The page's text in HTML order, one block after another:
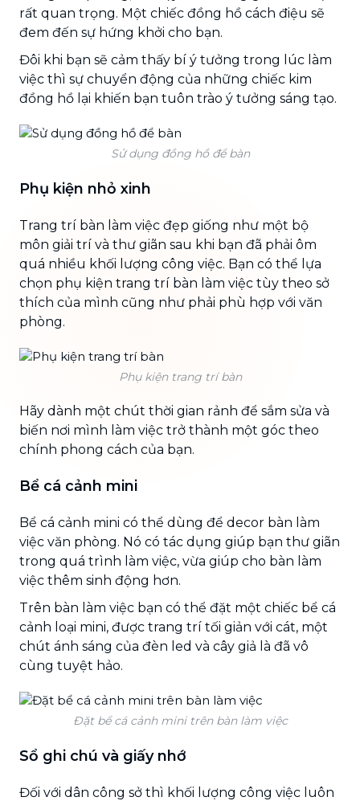
rất quan trọng. Một chiếc đồng hồ cách điệu sẽ
đem đến sự hứng khởi cho bạn.
Đôi khi bạn sẽ cảm thấy bí ý tưởng trong lúc làm
việc thì sự chuyển động của những chiếc kim
đồng hồ lại khiến bạn tuôn trào ý tưởng sáng tạo.
Sử dụng đồng hồ để bàn
Phụ kiện nhỏ xinh
Trang trí bàn làm việc đẹp giống như một bộ
môn giải trí và thư giãn sau khi bạn đã phải ôm
quá nhiều khối lượng công việc. Bạn có thể lựa
chọn phụ kiện trang trí bàn làm việc tùy theo sở
thích của mình cũng như phải phù hợp với văn
phòng.
Phụ kiện trang trí bàn
Hãy dành một chút thời gian rảnh để sắm sửa và
biến nơi mình làm việc trở thành một góc theo
chính phong cách của bạn.
Bể cá cảnh mini
Bể cá cảnh mini có thể dùng để decor bàn làm
việc văn phòng. Nó có tác dụng giúp bạn thư giãn
trong quá trình làm việc, vừa giúp cho bàn làm
việc thêm sinh động hơn.
Trên bàn làm việc bạn có thể đặt một chiếc bể cá
cảnh loại mini, được trang trí tối giản với cát, một
chút ánh sáng của đèn led và cây giả là đã vô
cùng tuyệt hảo.
Đặt bể cá cảnh mini trên bàn làm việc
Sổ ghi chú và giấy nhớ
Đối với dân công sở thì khối lượng công việc luôn